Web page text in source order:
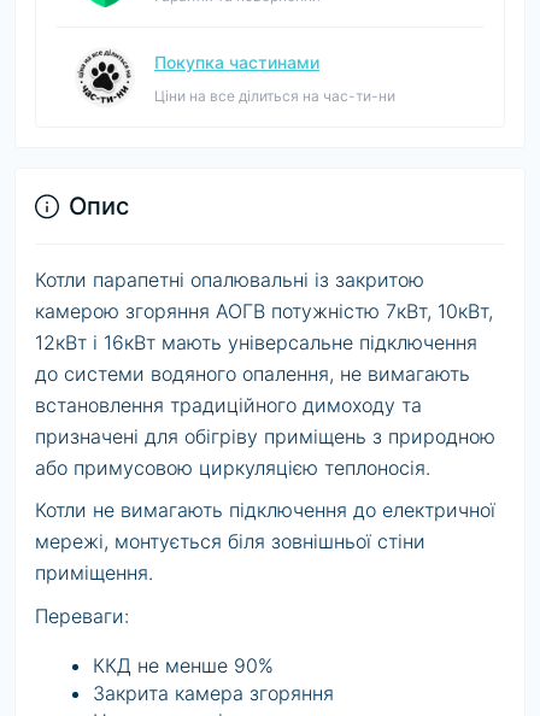
Покупка частинами
Ціни на все ділиться на час-ти-ни
Опис
Котли парапетні опалювальні із закритою
камерою згоряння АОГВ потужністю 7кВт, 10кВт,
12кВт і 16кВт мають універсальне підключення
до системи водяного опалення, не вимагають
встановлення традиційного димоходу та
призначені для обігріву приміщень з природною
або примусовою циркуляцією теплоносія.
Котли не вимагають підключення до електричної
мережі, монтується біля зовнішньої стіни
приміщення.
Переваги:
ККД не менше 90%
Закрита камера згоряння